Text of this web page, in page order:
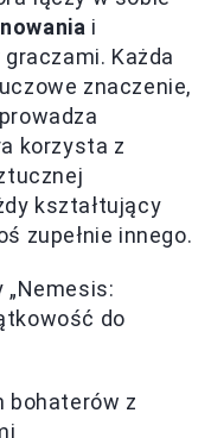
i
Każda
znaczenie,
korzysta z
kształtujący
zupełnie innego.
do
bohaterów z